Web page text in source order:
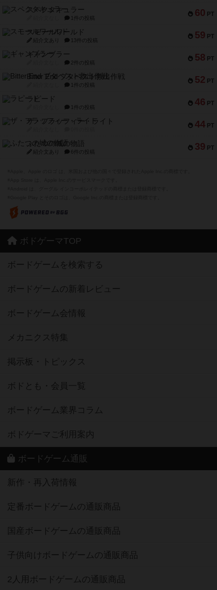
60 PT
スペクタキュラー
1件の投稿
59 PT
スモールワールド
紹介文あり 13件の投稿
58 PT
ギャンブラー
2件の投稿
52 PT
Bitter End ブタペスト救出作戦
1件の投稿
46 PT
ラピード
1件の投稿
44 PT
ザ・フラッフィー・ライト
39 PT
ふたつの城の物語
紹介文あり 6件の投稿
ボドゲーマTOP
ボードゲームを検索する
ボードゲームの新着レビュー
ボードゲーム会情報
メカニクス特集
掲示板・トピックス
ボドとも・会員一覧
ボードゲーム業界コラム
ボドゲーマご利用案内
ボードゲーム通販
新作・再入荷情報
定番ボードゲームの通販商品
国産ボードゲームの通販商品
子供向けボードゲームの通販商品
2人用ボードゲームの通販商品